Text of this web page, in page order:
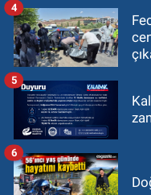
4
5
6